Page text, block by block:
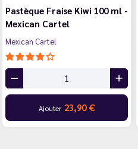
Pastèque Fraise Kiwi 100 ml -
Mexican Cartel
Mexican Cartel
Ajouter 23,90 €